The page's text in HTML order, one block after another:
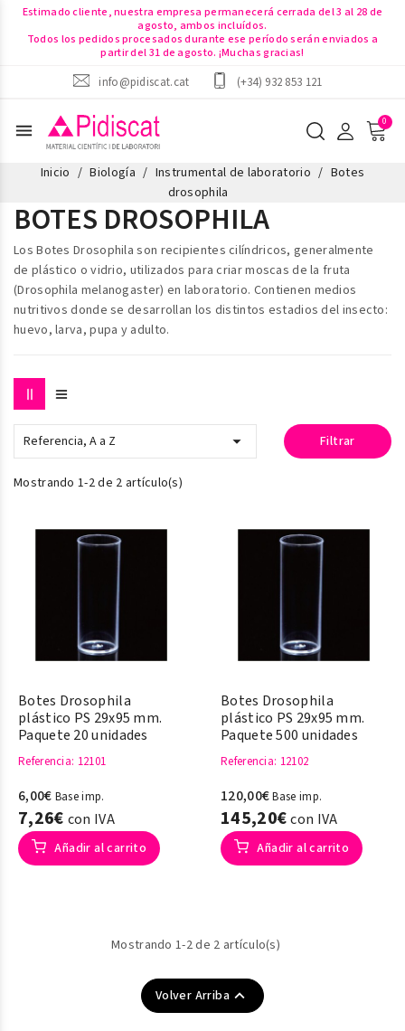
Estimado cliente, nuestra empresa permanecerá cerrada del 3 al 28 de
agosto, ambos incluídos.
Todos los pedidos procesados durante ese período serán enviados a
partir del 31 de agosto. ¡Muchas gracias!
info@pidiscat.cat
(+34) 932 853 121
menu
Inicio Biología Instrumental de laboratorio
Botes
drosophila
BOTES DROSOPHILA
LosBotes Drosophila son recipientes cilíndricos, generalmente
de plástico o vidrio, utilizados para criar moscas de la fruta
(Drosophila melanogaster) en laboratorio. Contienen medios
nutritivos donde se desarrollan los distintos estadios del insecto:
huevo, larva, pupa y adulto.
Referencia, A a Z  Filtrar
Mostrando 1-2 de 2 artículo(s)
Botes Drosophila
plástico PS 29x95 mm.
Paquete 20 unidades
Referencia: 12101
6,00€ Base imp.
7,26€ con IVA
Añadir al carrito
Botes Drosophila
plástico PS 29x95 mm.
Paquete 500 unidades
Referencia: 12102
120,00€Base imp.
145,20€con IVA
Añadir al carrito
Mostrando 1-2 de 2 artículo(s)
Volver Arriba 